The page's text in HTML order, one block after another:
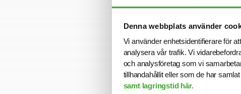
Denna webbplats använder
Vi använder enhetsidentifierare för
analysera vår trafik. Vi
och analysföretag som vi
tillhandahållit eller som de har
samt lagringstid här.
CONTACT PERSON
Elin Andersson